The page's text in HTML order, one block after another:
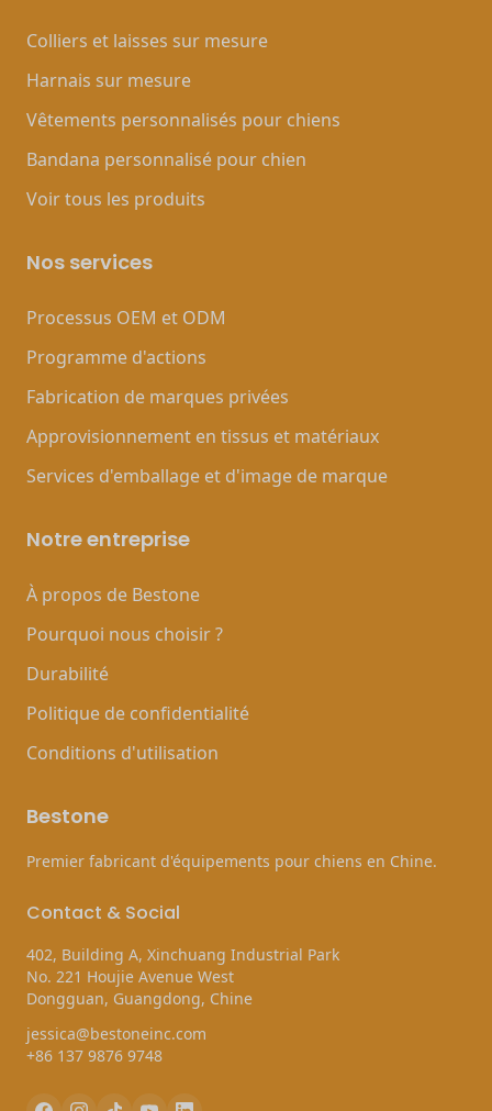
Colliers et laisses sur mesure
Harnais sur mesure
Vêtements personnalisés pour chiens
Bandana personnalisé pour chien
Voir tous les produits
Nos services
Processus OEM et ODM
Programme d'actions
Fabrication de marques privées
Approvisionnement en tissus et matériaux
Services d'emballage et d'image de marque
Notre entreprise
À propos de Bestone
Pourquoi nous choisir ?
Durabilité
Politique de confidentialité
Conditions d'utilisation
Bestone
Premier fabricant d'équipements pour chiens en Chine.
Contact & Social
402, Building A, Xinchuang Industrial Park
No. 221 Houjie Avenue West
Dongguan, Guangdong, Chine
jessica@bestoneinc.com
+86 137 9876 9748